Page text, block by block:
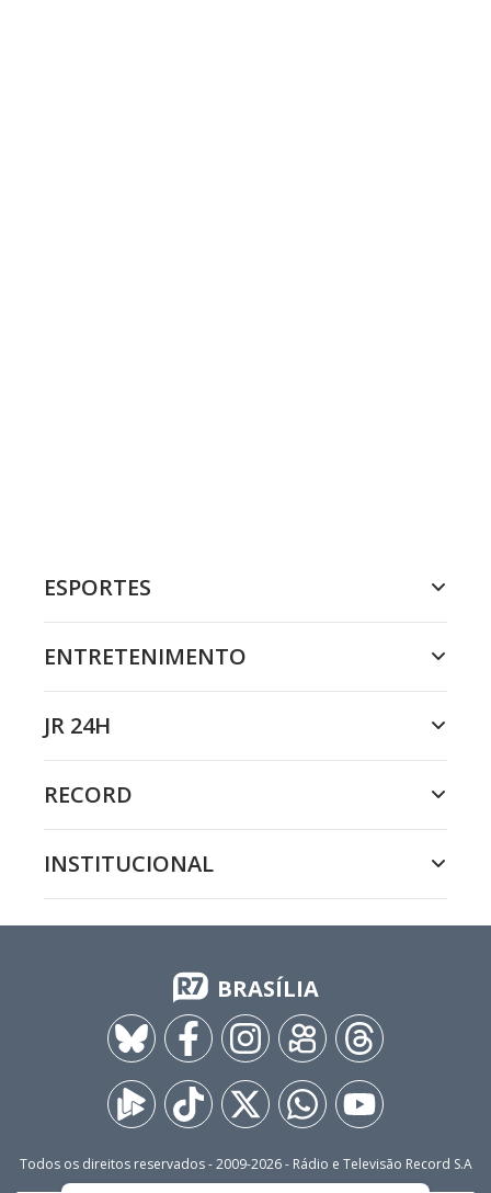
ESPORTES
ENTRETENIMENTO
JR 24H
RECORD
INSTITUCIONAL
BRASÍLIA
Todos os direitos reservados - 2009-2026- Rádio e Televisão Record S.A